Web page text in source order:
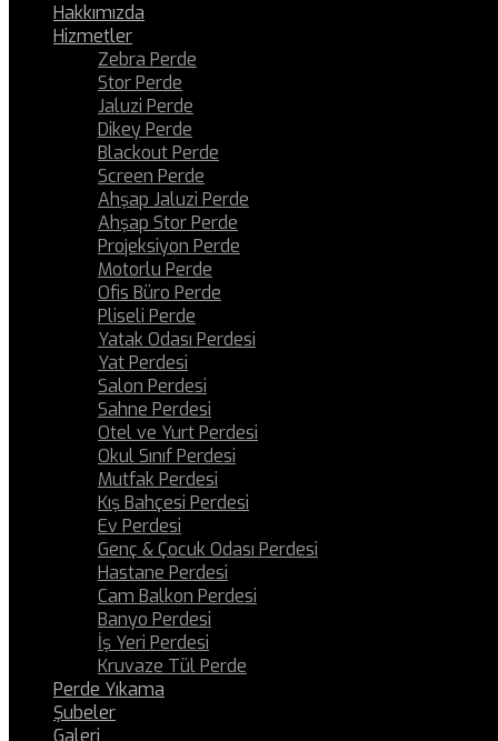
Hakkımızda
Hizmetler
Zebra Perde
Stor Perde
Jaluzi Perde
Dikey Perde
Blackout Perde
Screen Perde
Ahşap Jaluzi Perde
Ahşap Stor Perde
Projeksiyon Perde
Motorlu Perde
Ofis Büro Perde
Pliseli Perde
Yatak Odası Perdesi
Yat Perdesi
Salon Perdesi
Sahne Perdesi
Otel ve Yurt Perdesi
Okul Sınıf Perdesi
Mutfak Perdesi
Kış Bahçesi Perdesi
Ev Perdesi
Genç & Çocuk Odası Perdesi
Hastane Perdesi
Cam Balkon Perdesi
Banyo Perdesi
İş Yeri Perdesi
Kruvaze Tül Perde
Perde Yıkama
Şubeler
Galeri